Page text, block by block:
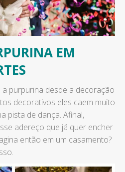
EM
a purpurina desde a decoração
decorativos eles caem muito
pista de dança. Afinal,
adereço que já quer encher
então em um casamento?